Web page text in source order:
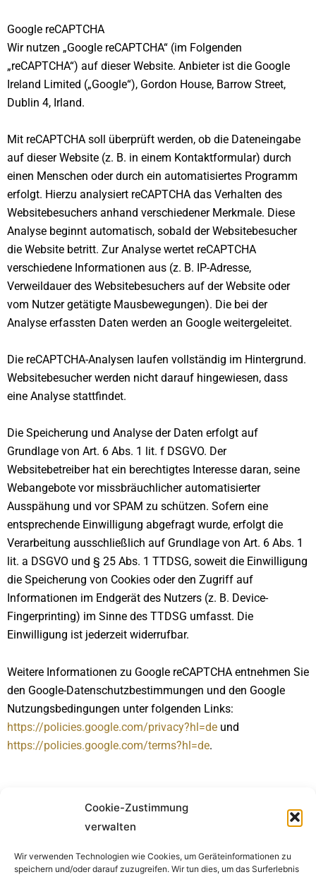
Cookie-Zustimmung
verwalten
Wir verwenden Technologien wie Cookies, um Geräteinformationen zu
speichern und/oder darauf zuzugreifen. Wir tun dies, um das Surferlebnis
Google reCAPTCHA
Wir nutzen „Google reCAPTCHA“ (im Folgenden
„reCAPTCHA“) auf dieser Website. Anbieter ist die Google
Ireland Limited („Google“), Gordon House, Barrow Street,
Dublin 4, Irland.
Mit reCAPTCHA soll überprüft werden, ob die Dateneingabe
auf dieser Website (z. B. in einem Kontaktformular) durch
einen Menschen oder durch ein automatisiertes Programm
erfolgt. Hierzu analysiert reCAPTCHA das Verhalten des
Websitebesuchers anhand verschiedener Merkmale. Diese
Analyse beginnt automatisch, sobald der Websitebesucher
die Website betritt. Zur Analyse wertet reCAPTCHA
verschiedene Informationen aus (z. B. IP-Adresse,
Verweildauer des Websitebesuchers auf der Website oder
vom Nutzer getätigte Mausbewegungen). Die bei der
Analyse erfassten Daten werden an Google weitergeleitet.
Die reCAPTCHA-Analysen laufen vollständig im Hintergrund.
Websitebesucher werden nicht darauf hingewiesen, dass
eine Analyse stattfindet.
Die Speicherung und Analyse der Daten erfolgt auf
Grundlage von Art. 6 Abs. 1 lit. f DSGVO. Der
Websitebetreiber hat ein berechtigtes Interesse daran, seine
Webangebote vor missbräuchlicher automatisierter
Ausspähung und vor SPAM zu schützen. Sofern eine
entsprechende Einwilligung abgefragt wurde, erfolgt die
Verarbeitung ausschließlich auf Grundlage von Art. 6 Abs. 1
lit. a DSGVO und § 25 Abs. 1 TTDSG, soweit die Einwilligung
die Speicherung von Cookies oder den Zugriff auf
Informationen im Endgerät des Nutzers (z. B. Device-
Fingerprinting) im Sinne des TTDSG umfasst. Die
Einwilligung ist jederzeit widerrufbar.
Weitere Informationen zu Google reCAPTCHA entnehmen Sie
den Google-Datenschutzbestimmungen und den Google
Nutzungsbedingungen unter folgenden Links:
https://policies.google.com/privacy?hl=de und
https://policies.google.com/terms?hl=de.